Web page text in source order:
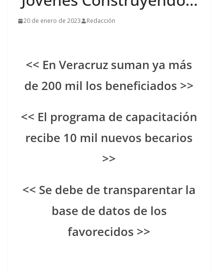
20 de enero de 2023 Redacción
<< En Veracruz suman ya más
de 200 mil los beneficiados >>
<< El programa de capacitación
recibe 10 mil nuevos becarios
>>
<< Se debe de transparentar la
base de datos de los
favorecidos >>